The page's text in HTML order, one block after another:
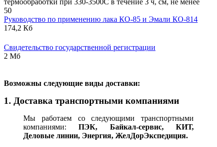
50
Руководство по применению лака КО-85 и Эмали КО-814
174,2 Кб
Свидетельство государственной регистрации
2 Мб
Возможны следующие виды доставки:
1. Доставка транспортными компаниями
Мы работаем со следующими транспортными
компаниями:ПЭК, Байкал-сервис, КИТ,
Деловые линии, Энергия, ЖелДорЭкспедиция.